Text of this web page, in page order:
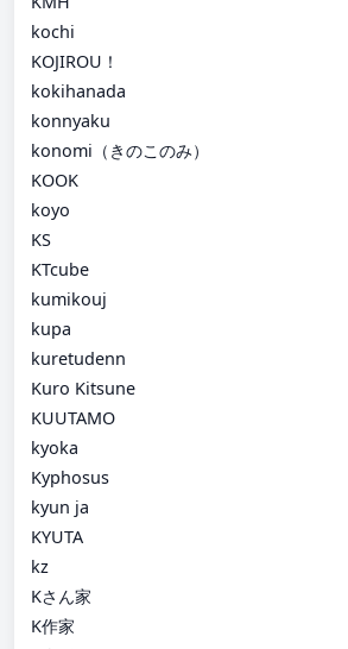
kochi
KOJIROU！
kokihanada
konnyaku
konomi（きのこのみ）
KOOK
koyo
KS
KTcube
kumikouj
kupa
kuretudenn
Kuro Kitsune
KUUTAMO
kyoka
Kyphosus
kyun ja
KYUTA
kz
Kさん家
K作家